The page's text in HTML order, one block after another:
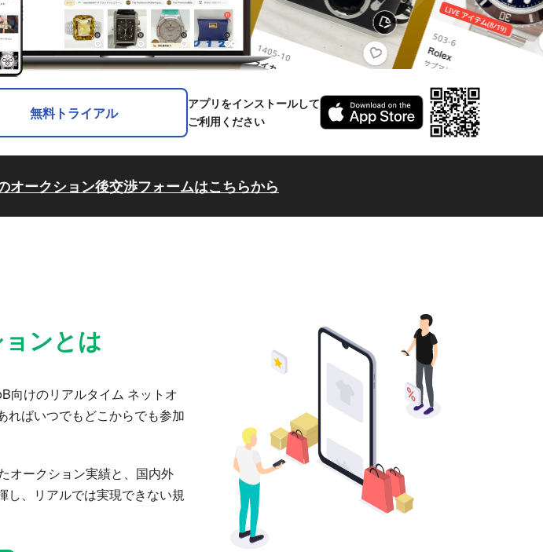
無料トライアル
アプリをインストールして
ご利用ください
オークション後交渉フォームはこちらから
ンとは
向けのリアルタイム ネットオ
ればいつでもどこからでも参加
オークション実績と、国内外
し、リアルでは実現できない規